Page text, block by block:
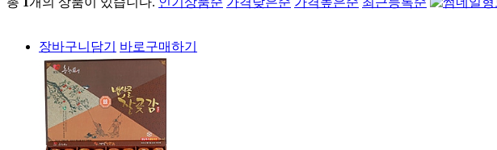
장바구니담기 바로구매하기